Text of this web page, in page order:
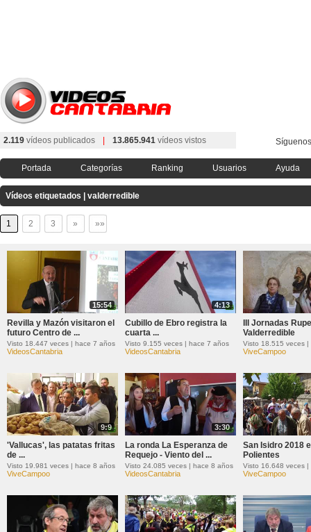
2.119 vídeos publicados 13.865.941 vídeos vistos
Portada Categorías Ranking Usuarios Ayuda
Vídeos etiquetados | valderredible
1 2 3 » »»
15:54
Revilla y Mazón visitaron el
futuro Centro de ...
Visto 18.447 veces | hace 7 años
VideosCantabria
4:13
Cubillo de Ebro registra la
cuarta ...
Visto 9.155 veces | hace 7 años
VideosCantabria
III Jornadas
Valderredible
Visto 18.515 veces
ViveCampoo
9:9
'Vallucas', las patatas fritas
de ...
Visto 19.981 veces | hace 8 años
ViveCampoo
3:30
La ronda La Esperanza de
Requejo - Viento del ...
Visto 24.085 veces | hace 8 años
VideosCantabria
San Isidro 2018
Polientes
Visto 16.648 veces
ViveCampoo